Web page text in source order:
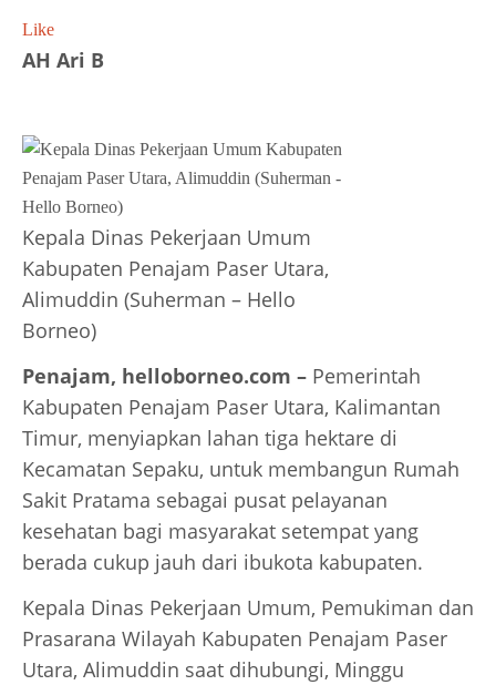
Like
AH Ari B
Kepala Dinas Pekerjaan Umum
Kabupaten Penajam Paser Utara,
Alimuddin (Suherman – Hello
Borneo)
Penajam, helloborneo.com – Pemerintah
Kabupaten Penajam Paser Utara, Kalimantan
Timur, menyiapkan lahan tiga hektare di
Kecamatan Sepaku, untuk membangun Rumah
Sakit Pratama sebagai pusat pelayanan
kesehatan bagi masyarakat setempat yang
berada cukup jauh dari ibukota kabupaten.
Kepala Dinas Pekerjaan Umum, Pemukiman dan
Prasarana Wilayah Kabupaten Penajam Paser
Utara, Alimuddin saat dihubungi, Minggu